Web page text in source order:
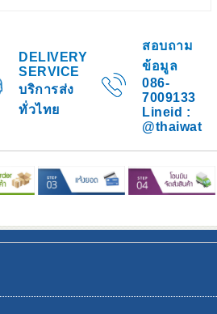
DELIVERY
SERVICE
บริการส่ง
ทั่วไทย
สอบถาม
ข้อมูล
086-
7009133
Lineid :
@thaiwat